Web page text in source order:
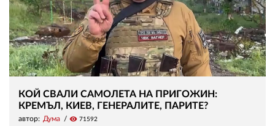
КОЙ СВАЛИ САМОЛЕТА НА ПРИГОЖИН:
КРЕМЪЛ, КИЕВ, ГЕНЕРАЛИТЕ, ПАРИТЕ?
автор: Дума visibility 71592